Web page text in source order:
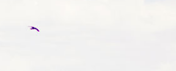
CONTACT